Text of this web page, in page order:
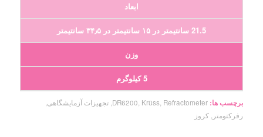
ابعاد
21.5 سانتیمتر در ۱۵ سانتیمتر در ۳۴٫۵ سانتیمتر
وزن
5 کیلوگرم
برچسب ها: DR6200, Krüss, Refractometer
, تجهیزات آزمایشگاهی,
رفرکتومتر , کروز